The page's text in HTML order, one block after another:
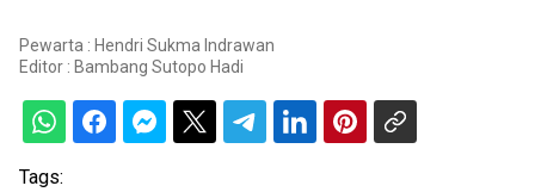
Pewarta : Hendri Sukma Indrawan
Editor : Bambang Sutopo Hadi
Tags: